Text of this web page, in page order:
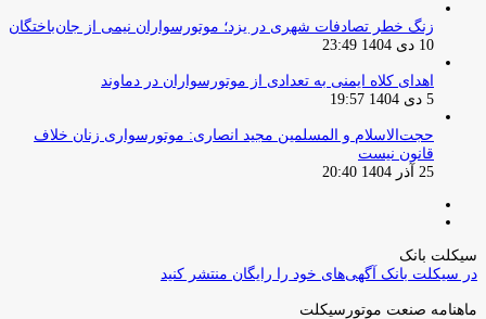
زنگ خطر تصادفات شهری در یزد؛ موتورسواران نیمی از جان‌باختگان
10 دی 1404 23:49
اهدای کلاه ایمنی به تعدادی از موتورسواران در دماوند
5 دی 1404 19:57
حجت‌الاسلام و المسلمین مجید انصاری: موتورسواری زنان خلاف
قانون نیست
25 آذر 1404 20:40
سیکلت بانک
در سیکلت بانک آگهی‌های خود را رایگان منتشر کنید
ماهنامه صنعت موتورسیکلت